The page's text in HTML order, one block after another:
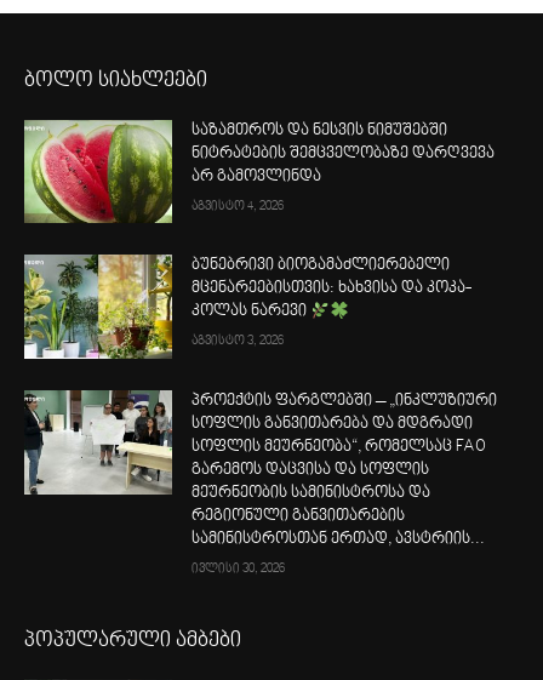
ბოლო სიახლეები
საზამთროს და ნესვის ნიმუშებში
ნიტრატების შემცველობაზე დარღვევა
არ გამოვლინდა
აგვისტო 4, 2026
ბუნებრივი ბიოგამაძლიერებელი
მცენარეებისთვის: ხახვისა და კოკა-
კოლას ნარევი
აგვისტო 3, 2026
პროექტის ფარგლებში – „ინკლუზიური
სოფლის განვითარება და მდგრადი
სოფლის მეურნეობა“, რომელსაც FAO
გარემოს დაცვისა და სოფლის
მეურნეობის სამინისტროსა და
რეგიონული განვითარების
სამინისტროსთან ერთად, ავსტრიის...
ივლისი 30, 2026
პოპულარული ამბები